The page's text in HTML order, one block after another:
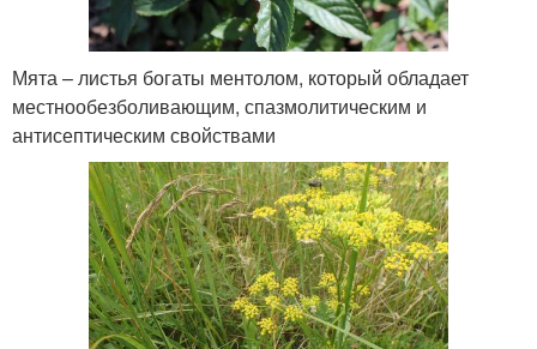
Мята – листья богаты ментолом, который обладает
местнообезболивающим, спазмолитическим и
антисептическим свойствами